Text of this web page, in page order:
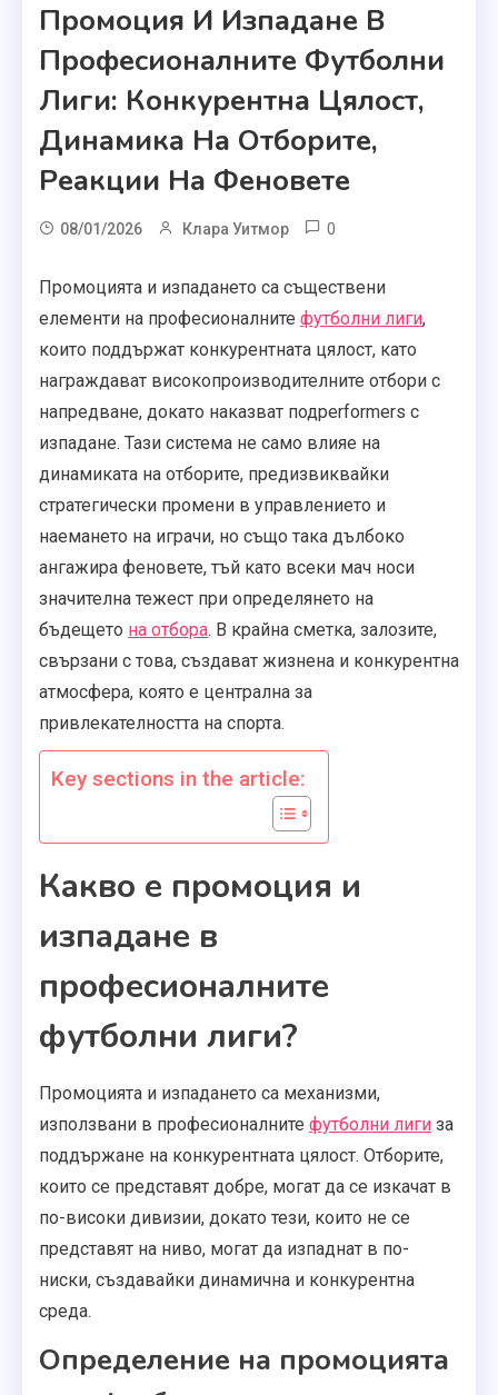
Промоция И Изпадане В
Професионалните Футболни
Лиги: Конкурентна Цялост,
Динамика На Отборите,
Реакции На Феновете
08/01/2026 Клара Уитмор 0
Промоцията и изпадането са съществени
елементи на професионалните футболни лиги,
които поддържат конкурентната цялост, като
награждават високопроизводителните отбори с
напредване, докато наказват подperformers с
изпадане. Тази система не само влияе на
динамиката на отборите, предизвиквайки
стратегически промени в управлението и
наемането на играчи, но също така дълбоко
ангажира феновете, тъй като всеки мач носи
значителна тежест при определянето на
бъдещето на отбора. В крайна сметка, залозите,
свързани с това, създават жизнена и конкурентна
атмосфера, която е централна за
привлекателността на спорта.
Key sections in the article:
Какво е промоция и
изпадане в
професионалните
футболни лиги?
Промоцията и изпадането са механизми,
използвани в професионалните футболни лиги за
поддържане на конкурентната цялост. Отборите,
които се представят добре, могат да се изкачат в
по-високи дивизии, докато тези, които не се
представят на ниво, могат да изпаднат в по-
ниски, създавайки динамична и конкурентна
среда.
Определение на промоцията